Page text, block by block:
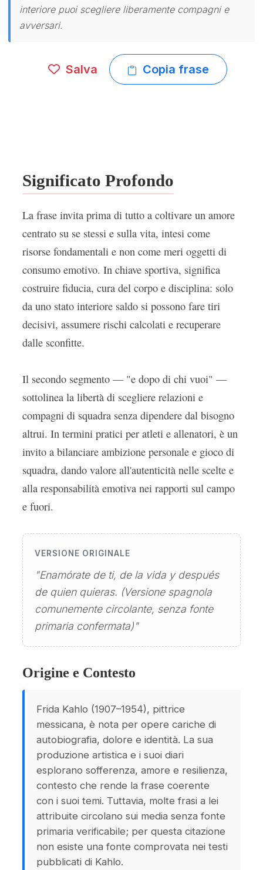
interiore puoi scegliere liberamente compagni e
avversari.
Salva Copia frase
Significato Profondo
La frase invita prima di tutto a coltivare un amore
centrato su se stessi e sulla vita, intesi come
risorse fondamentali e non come meri oggetti di
consumo emotivo. In chiave sportiva, significa
costruire fiducia, cura del corpo e disciplina: solo
da uno stato interiore saldo si possono fare tiri
decisivi, assumere rischi calcolati e recuperare
dalle sconfitte.
Il secondo segmento — "e dopo di chi vuoi" —
sottolinea la libertà di scegliere relazioni e
compagni di squadra senza dipendere dal bisogno
altrui. In termini pratici per atleti e allenatori, è un
invito a bilanciare ambizione personale e gioco di
squadra, dando valore all'autenticità nelle scelte e
alla responsabilità emotiva nei rapporti sul campo
e fuori.
VERSIONE ORIGINALE
"Enamórate de ti, de la vida y después
de quien quieras. (Versione spagnola
comunemente circolante, senza fonte
primaria confermata)"
Origine e Contesto
Frida Kahlo (1907–1954), pittrice
messicana, è nota per opere cariche di
autobiografia, dolore e identità. La sua
produzione artistica e i suoi diari
esplorano sofferenza, amore e resilienza,
contesto che rende la frase coerente
con i suoi temi. Tuttavia, molte frasi a lei
attribuite circolano sui media senza fonte
primaria verificabile; per questa citazione
non esiste una fonte comprovata nei testi
pubblicati di Kahlo.